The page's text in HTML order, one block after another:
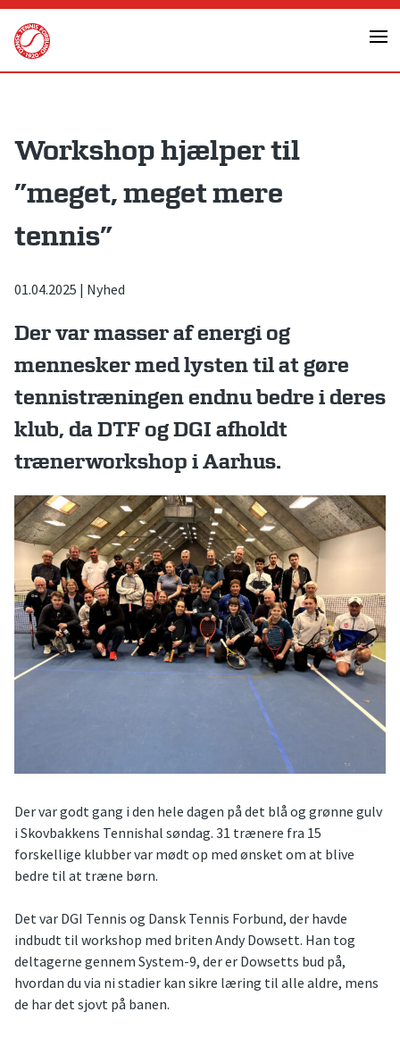
Skip
content
Workshop hjælper til
”meget, meget mere
tennis”
01.04.2025 | Nyhed
Der var masser af energi og
mennesker med lysten til at gøre
tennistræningen endnu bedre i deres
klub, da DTF og DGI afholdt
trænerworkshop i Aarhus.
Der var godt gang i den hele dagen på det blå og grønne gulv
i Skovbakkens Tennishal søndag. 31 trænere fra 15
forskellige klubber var mødt op med ønsket om at blive
bedre til at træne børn.
Det var DGI Tennis og Dansk Tennis Forbund, der havde
indbudt til workshop med briten Andy Dowsett. Han tog
deltagerne gennem System-9, der er Dowsetts bud på,
hvordan du via ni stadier kan sikre læring til alle aldre, mens
de har det sjovt på banen.